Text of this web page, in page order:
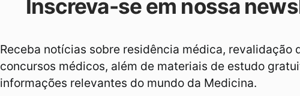
Inscreva-se em nossa
Receba notícias sobre residência médica, revalidação
concursos médicos, além de materiais de estudo
informações relevantes do mundo da Medicina.